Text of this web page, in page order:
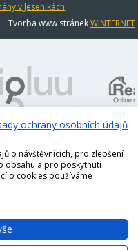
v Jeseníkách
Tvorba www stránekWINTERNET
ochrany osobních údajů
o návštěvnících, pro zlepšení
obsahu a pro poskytnutí
o cookies používáme